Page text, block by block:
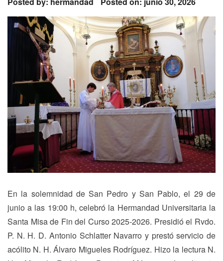
En la solemnidad de San Pedro y San Pablo, el 29 de
junio a las 19:00 h, celebró la Hermandad Universitaria la
Santa Misa de Fin del Curso 2025-2026. Presidió el Rvdo.
P. N. H. D. Antonio Schlatter Navarro y prestó servicio de
acólito N. H. Álvaro Migueles Rodríguez. Hizo la lectura N.